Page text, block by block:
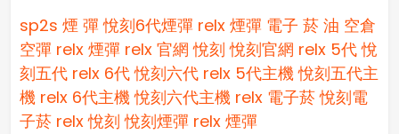
sp2s 煙 彈​ 悅刻6代煙彈 relx 煙彈 電子 菸 油 空倉
空彈 relx 煙彈 relx 官網 悅刻 悅刻官網 relx 5代悅
刻五代 relx 6代悅刻六代 relx 5代主機悅刻五代主
機 relx 6代主機悅刻六代主機 relx 電子菸 悅刻電
子菸 relx 悅刻 悅刻煙彈 relx 煙彈